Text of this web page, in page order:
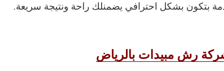
بتكون بشكل احترافي يضمنلك راحة ونتيجة سريعة.
رش مبيدات بالرياض